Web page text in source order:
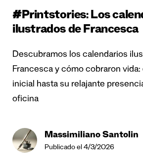
#Printstories: Los
ilustrados de Francesca
Descubramos los calendarios
Francesca y cómo cobraron vida:
inicial hasta su relajante
oficina
Massimiliano Santolin
Publicado el 4/3/2026